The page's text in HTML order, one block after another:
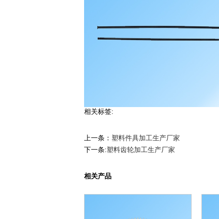
相关标签:
上一条： 塑料件具加工生产厂家
下一条:塑料齿轮加工生产厂家
相关产品